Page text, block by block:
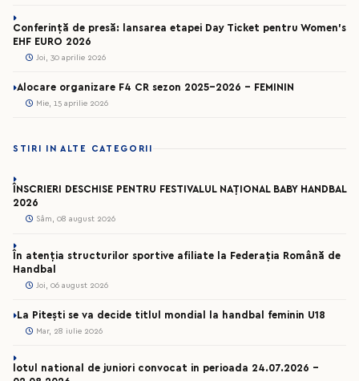
Conferință de presă: lansarea etapei Day Ticket pentru Women’s
EHF EURO 2026
Joi, 30 aprilie 2026
Alocare organizare F4 CR sezon 2025-2026 - FEMININ
Mie, 15 aprilie 2026
STIRI IN ALTE CATEGORII
ÎNSCRIERI DESCHISE PENTRU FESTIVALUL NAȚIONAL BABY HANDBAL
2026
Sâm, 08 august 2026
În atenția structurilor sportive afiliate la Federația Română de
Handbal
Joi, 06 august 2026
La Pitești se va decide titlul mondial la handbal feminin U18
Mar, 28 iulie 2026
lotul national de juniori convocat in perioada 24.07.2026 –